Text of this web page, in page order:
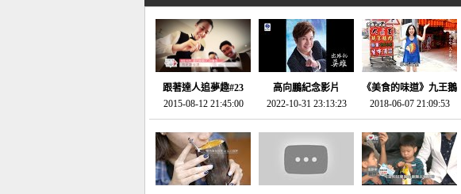
跟著達人追夢趣#23
promo-我想開間咖啡
館(謝佳凌)
2015-08-12 21:45:00
高向鵬紀念影片
2022-10-31 23:13:23
《美食的味道》九王鵝
肉
2018-06-07 21:09:53